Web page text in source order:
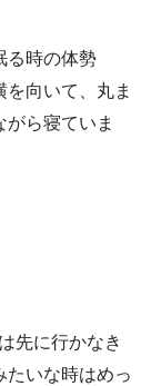
る時の体勢
向いて、丸ま
ら寝ていま
先に行かなき
たいな時はめっ